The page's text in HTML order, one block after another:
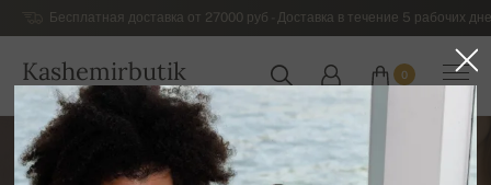
Бесплатная доставка от 27000 руб - Доставка в течение 5 рабочих
Kashemirbutik
РОССИЯ
0